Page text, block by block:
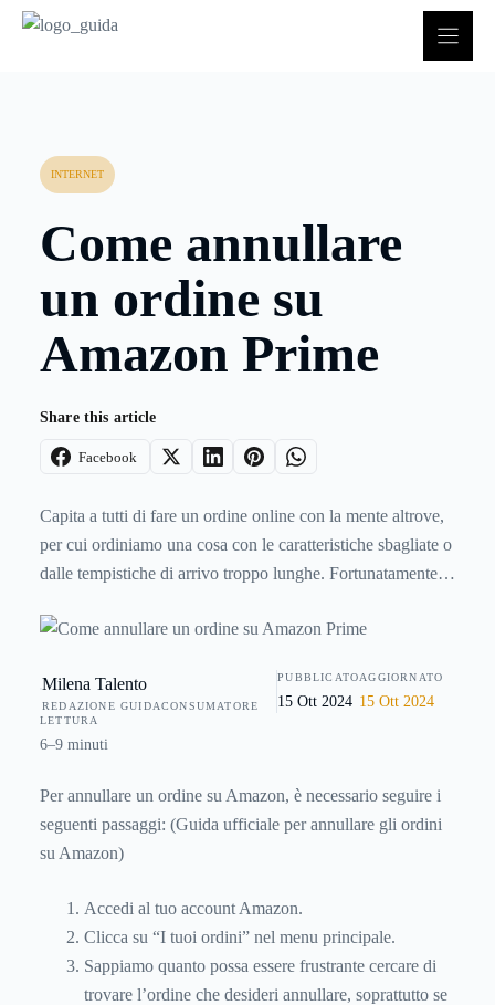
INTERNET
Come annullare
un ordine su
Amazon Prime
Share this article
Facebook
Capita a tutti di fare un ordine online con la mente altrove,
per cui ordiniamo una cosa con le caratteristiche sbagliate o
dalle tempistiche di arrivo troppo lunghe. Fortunatamente,
la spedizione. Ecco come!
Milena Talento
REDAZIONE GUIDACONSUMATORE
PUBBLICATO
15 Ott 2024
AGGIORNATO
15 Ott 2024
LETTURA
6–9 minuti
Per annullare un ordine su Amazon, è necessario seguire i
seguenti passaggi: (Guida ufficiale per annullare gli ordini
su Amazon)
Accedi al tuo account Amazon.
Clicca su “I tuoi ordini” nel menu principale.
Sappiamo quanto possa essere frustrante cercare di
trovare l’ordine che desideri annullare, soprattutto se